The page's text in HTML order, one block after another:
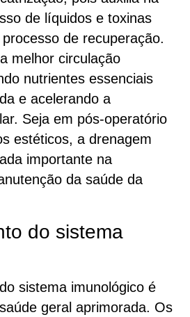
de líquidos e toxinas
de recuperação.
melhor circulação
nutrientes essenciais
e acelerando a
Seja em pós-operatório
estéticos, a drenagem
importante na
da saúde da
do sistema
sistema imunológico é
geral aprimorada. Os